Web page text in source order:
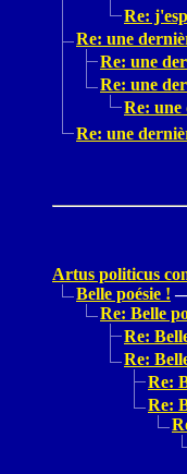
Re:
Re: une
Re: une
Re: une
Re: une
Re: une
Artus politicus
Belle poésie !
Re: Belle
Re:
Re:
Re:
Re: